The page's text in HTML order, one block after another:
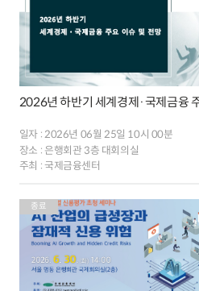
2026년 하반기 세계경제·국제금융
일자 :2026년 06월 25일 10시 00분
장소 : 은행회관 3층 대회의실
주최 :국제금융센터
종료